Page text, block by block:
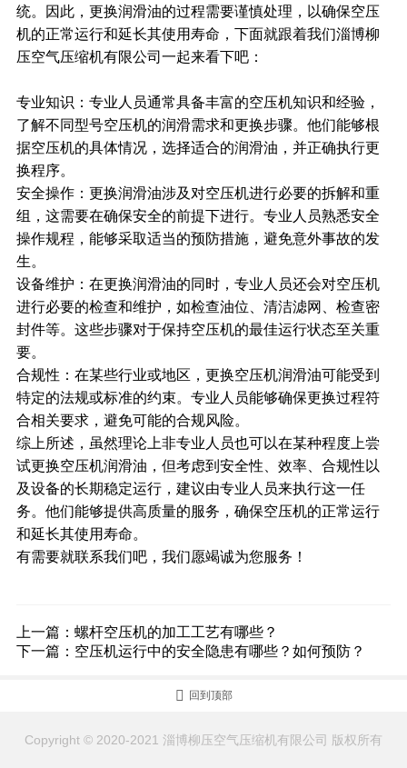
统。因此，更换润滑油的过程需要谨慎处理，以确保空压
机的正常运行和延长其使用寿命，下面就跟着我们淄博柳
压空气压缩机有限公司一起来看下吧：
专业知识：专业人员通常具备丰富的空压机知识和经验，
了解不同型号空压机的润滑需求和更换步骤。他们能够根
据空压机的具体情况，选择适合的润滑油，并正确执行更
换程序。
安全操作：更换润滑油涉及对空压机进行必要的拆解和重
组，这需要在确保安全的前提下进行。专业人员熟悉安全
操作规程，能够采取适当的预防措施，避免意外事故的发
生。
设备维护：在更换润滑油的同时，专业人员还会对空压机
进行必要的检查和维护，如检查油位、清洁滤网、检查密
封件等。这些步骤对于保持空压机的最佳运行状态至关重
要。
合规性：在某些行业或地区，更换空压机润滑油可能受到
特定的法规或标准的约束。专业人员能够确保更换过程符
合相关要求，避免可能的合规风险。
综上所述，虽然理论上非专业人员也可以在某种程度上尝
试更换空压机润滑油，但考虑到安全性、效率、合规性以
及设备的长期稳定运行，建议由专业人员来执行这一任
务。他们能够提供高质量的服务，确保空压机的正常运行
和延长其使用寿命。
有需要就联系我们吧，我们愿竭诚为您服务！
上一篇： 螺杆空压机的加工工艺有哪些？
下一篇： 空压机运行中的安全隐患有哪些？如何预防？
 回到顶部
Copyright © 2020-2021 淄博柳压空气压缩机有限公司 版权所有